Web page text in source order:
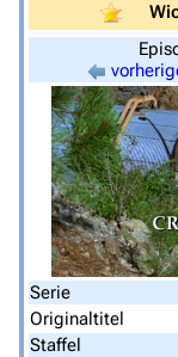
Von
Serie
Originaltitel
Staffel